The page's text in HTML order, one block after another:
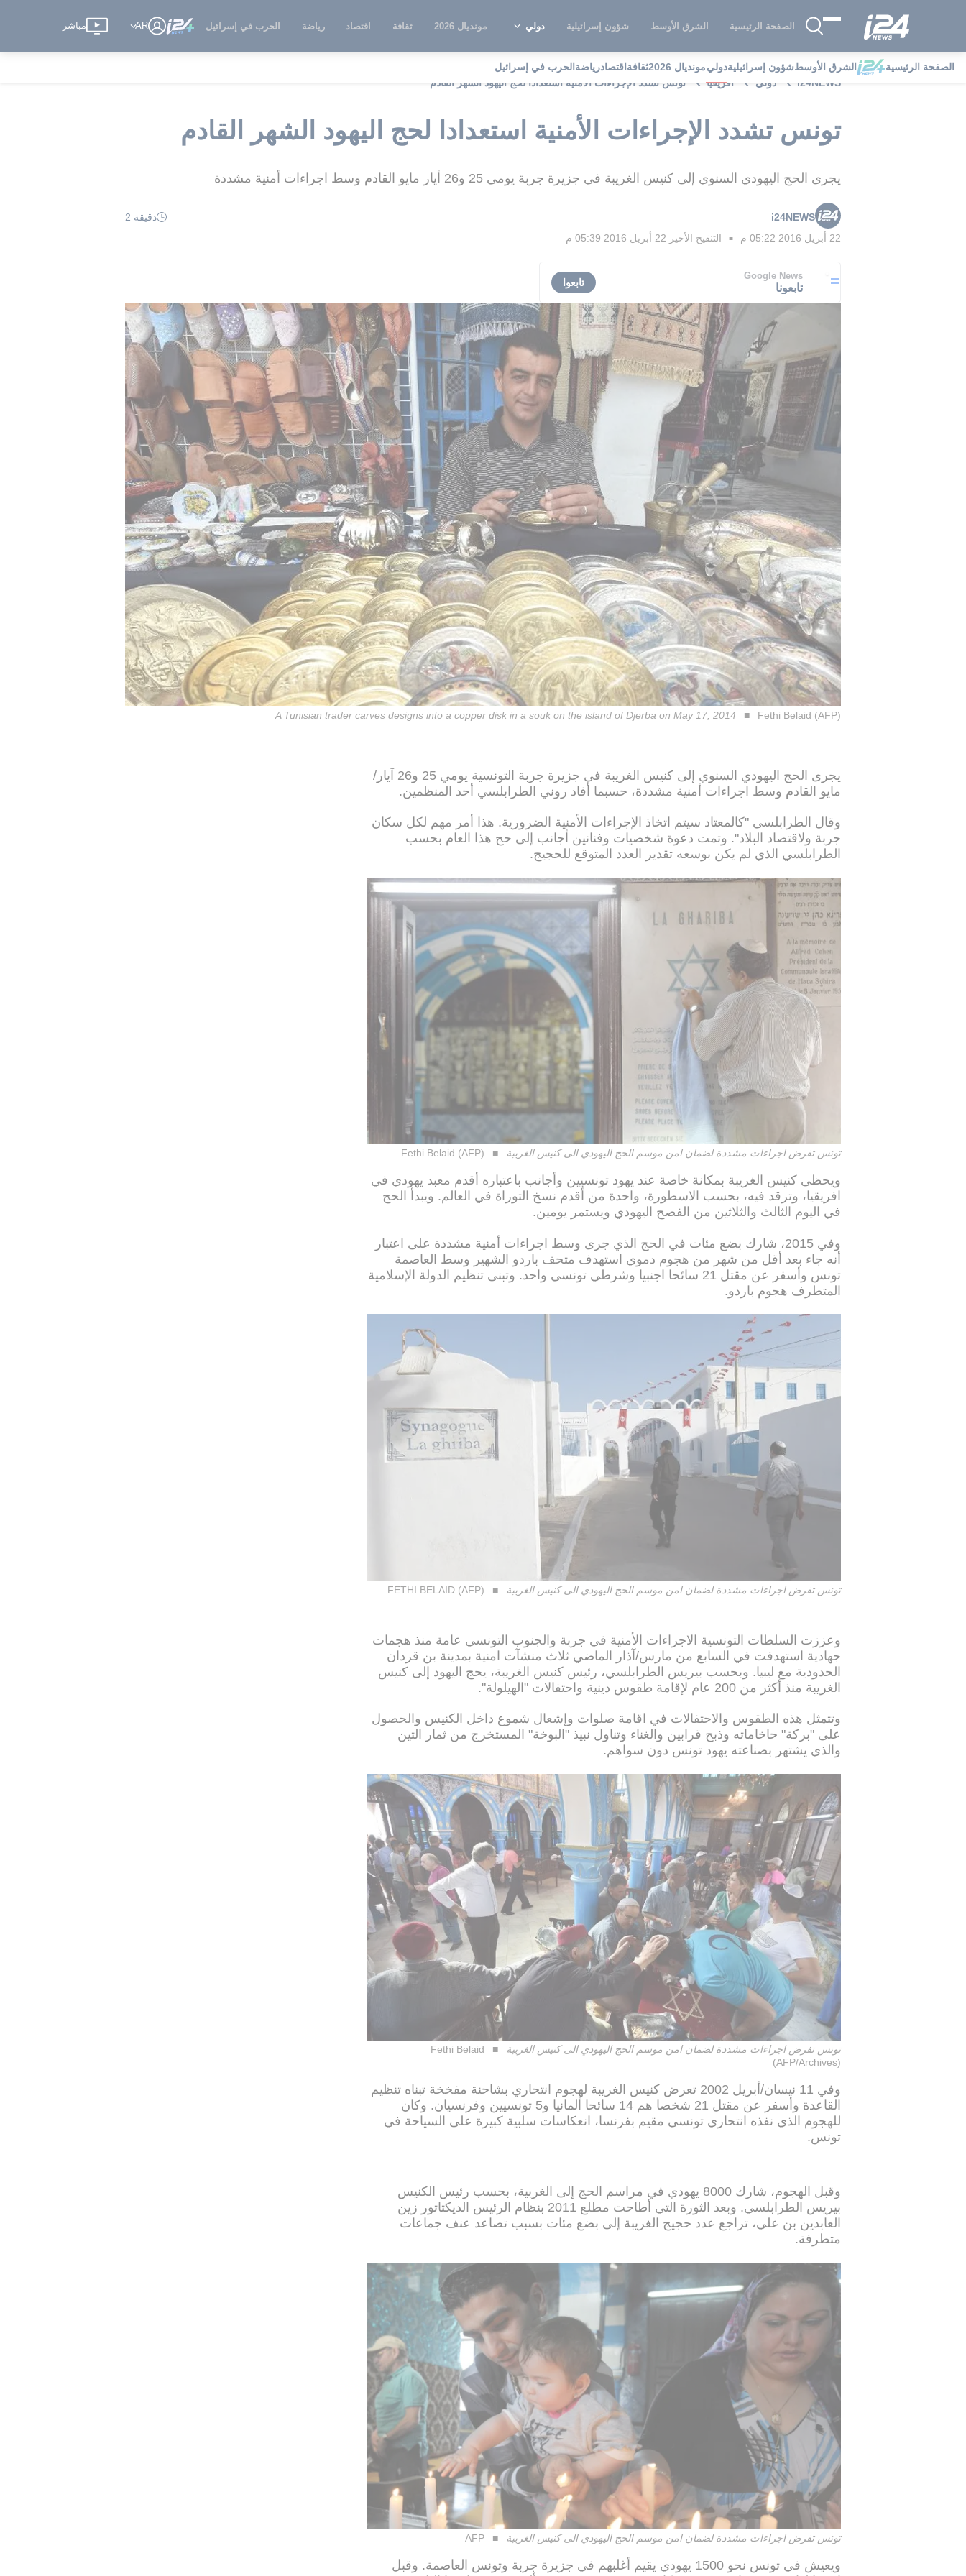
الصفحة الرئيسية الشرق الأوسط شؤون إسرائيلية دولي مونديال 2026 ثقافة اقتصاد رياضة الحرب في إسرائيل AR مباشر
الصفحة الرئيسية الشرق الأوسطشؤون إسرائيليةدوليمونديال 2026 ثقافة اقتصادرياضة الحرب في إسرائيل
i24NEWS
دولي افريقيا تونس تشدد الإجراءات الأمنية استعدادا لحج اليهود الشهر القادم
تونس تشدد الإجراءات الأمنية استعدادا لحج اليهود الشهر القادم
يجرى الحج اليهودي السنوي إلى كنيس الغريبة في جزيرة جربة يومي 25 و26 أيار مايو القادم وسط اجراءات أمنية مشددة
i24NEWS
دقيقة 2
22 أبريل 2016 05:22 م
■ التنقيح الأخير 22 أبريل 2016 05:39 م
Google News
تابعونا تابعوا
A Tunisian trader carves designs into a copper disk in a souk on the island of Djerba on May 17, 2014 Fethi Belaid (AFP)
يجرى الحج اليهودي السنوي إلى كنيس الغريبة في جزيرة جربة التونسية يومي 25 و26 آيار/
مايو القادم وسط اجراءات أمنية مشددة، حسبما أفاد روني الطرابلسي أحد المنظمين.
وقال الطرابلسي "كالمعتاد سيتم اتخاذ الإجراءات الأمنية الضرورية. هذا أمر مهم لكل سكان
جربة ولاقتصاد البلاد". وتمت دعوة شخصيات وفنانين أجانب إلى حج هذا العام بحسب
الطرابلسي الذي لم يكن بوسعه تقدير العدد المتوقع للحجيج.
تونس تفرض اجراءات مشددة لضمان امن موسم الحج اليهودي الى كنيس الغريبة Fethi Belaid (AFP)
ويحظى كنيس الغريبة بمكانة خاصة عند يهود تونسيين وأجانب باعتباره أقدم معبد يهودي في
افريقيا، وترقد فيه، بحسب الاسطورة، واحدة من أقدم نسخ التوراة في العالم. ويبدأ الحج
في اليوم الثالث والثلاثين من الفصح اليهودي ويستمر يومين.
وفي 2015، شارك بضع مئات في الحج الذي جرى وسط اجراءات أمنية مشددة على اعتبار
أنه جاء بعد أقل من شهر من هجوم دموي استهدف متحف باردو الشهير وسط العاصمة
تونس وأسفر عن مقتل 21 سائحا اجنبيا وشرطي تونسي واحد. وتبنى تنظيم الدولة الإسلامية
المتطرف هجوم باردو.
تونس تفرض اجراءات مشددة لضمان امن موسم الحج اليهودي الى كنيس الغريبة FETHI BELAID (AFP)
وعززت السلطات التونسية الاجراءات الأمنية في جربة والجنوب التونسي عامة منذ هجمات
جهادية استهدفت في السابع من مارس/آذار الماضي ثلاث منشآت امنية بمدينة بن قردان
الحدودية مع ليبيا. وبحسب بيريس الطرابلسي، رئيس كنيس الغريبة، يحج اليهود إلى كنيس
الغريبة منذ أكثر من 200 عام لإقامة طقوس دينية واحتفالات "الهيلولة".
وتتمثل هذه الطقوس والاحتفالات في اقامة صلوات وإشعال شموع داخل الكنيس والحصول
على "بركة" حاخاماته وذبح قرابين والغناء وتناول نبيذ "البوخة" المستخرج من ثمار التين
والذي يشتهر بصناعته يهود تونس دون سواهم.
تونس تفرض اجراءات مشددة لضمان امن موسم الحج اليهودي الى كنيس الغريبة
Fethi Belaid
(AFP/Archives)
وفي 11 نيسان/أبريل 2002 تعرض كنيس الغريبة لهجوم انتحاري بشاحنة مفخخة تبناه تنظيم
القاعدة وأسفر عن مقتل 21 شخصا هم 14 سائحا ألمانيا و5 تونسيين وفرنسيان. وكان
للهجوم الذي نفذه انتحاري تونسي مقيم بفرنسا، انعكاسات سلبية كبيرة على السياحة في
تونس.
وقبل الهجوم، شارك 8000 يهودي في مراسم الحج إلى الغربية، بحسب رئيس الكنيس
بيريس الطرابلسي. وبعد الثورة التي أطاحت مطلع 2011 بنظام الرئيس الديكتاتور زين
العابدين بن علي، تراجع عدد حجيج الغريبة إلى بضع مئات بسبب تصاعد عنف جماعات
متطرفة.
تونس تفرض اجراءات مشددة لضمان امن موسم الحج اليهودي الى كنيس الغريبة AFP
ويعيش في تونس نحو 1500 يهودي يقيم أغلبهم في جزيرة جربة وتونس العاصمة. وقبل